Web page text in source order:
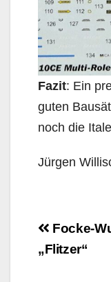
Fazit: Ein
guten
noch die
Jürgen
Focke-
„Flitzer“